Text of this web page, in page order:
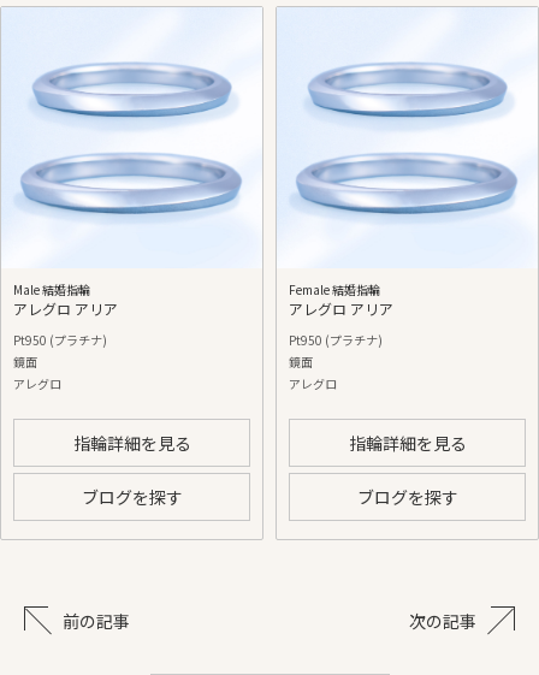
Male 結婚指輪
アレグロ アリア
Pt950 (プラチナ)
鏡面
アレグロ
指輪詳細を見る
ブログを探す
Female 結婚指輪
アレグロ アリア
Pt950 (プラチナ)
鏡面
アレグロ
指輪詳細を見る
ブログを探す
前の記事 次の記事